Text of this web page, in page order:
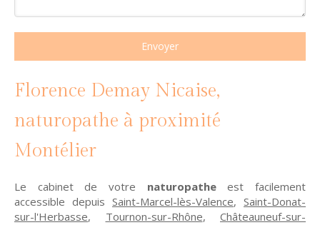
Envoyer
Florence Demay Nicaise,
naturopathe à proximité
Montélier
Le cabinet de votre naturopatheest facilement
accessible depuis Saint-Marcel-lès-Valence, Saint-Donat-
sur-l'Herbasse, Tournon-sur-Rhône, Châteauneuf-sur-